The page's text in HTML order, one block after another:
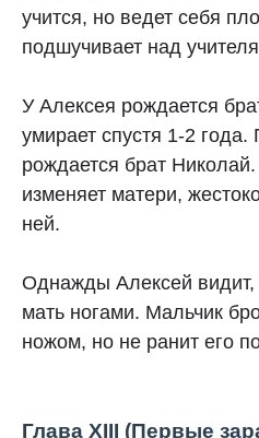
учится, но ведет себя
подшучивает над
У Алексея рождается
умирает спустя 1-2 года.
рождается брат
изменяет матери,
ней.
Однажды Алексей видит,
мать ногами. Мальчик
ножом, но не ранит его
Глава XIII (Первые